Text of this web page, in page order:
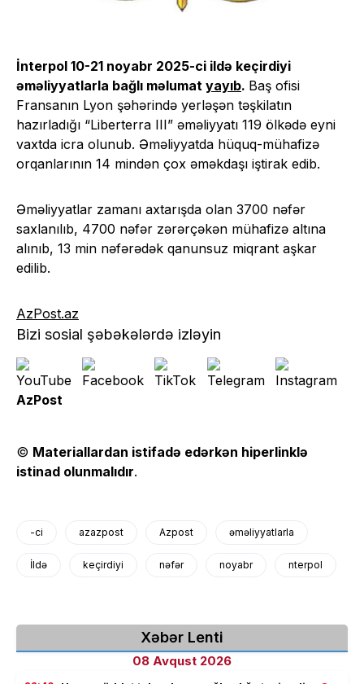
İnterpol 10-21 noyabr 2025-ci ildə keçirdiyi
əməliyyatlarla bağlı məlumat yayıb. Baş ofisi
Fransanın Lyon şəhərində yerləşən təşkilatın
hazırladığı “Liberterra III” əməliyyatı 119 ölkədə eyni
vaxtda icra olunub. Əməliyyatda hüquq-mühafizə
orqanlarının 14 mindən çox əməkdaşı iştirak edib.
Əməliyyatlar zamanı axtarışda olan 3700 nəfər
saxlanılıb, 4700 nəfər zərərçəkən mühafizə altına
alınıb, 13 min nəfərədək qanunsuz miqrant aşkar
edilib.
AzPost.az
Bizi sosial şəbəkələrdə izləyin
AzPost
© Materiallardan istifadə edərkən hiperlinklə
istinad olunmalıdır.
-ci azazpost Azpost əməliyyatlarla
İldə keçirdiyi nəfər noyabr nterpol
Xəbər Lenti
08 Avqust 2026